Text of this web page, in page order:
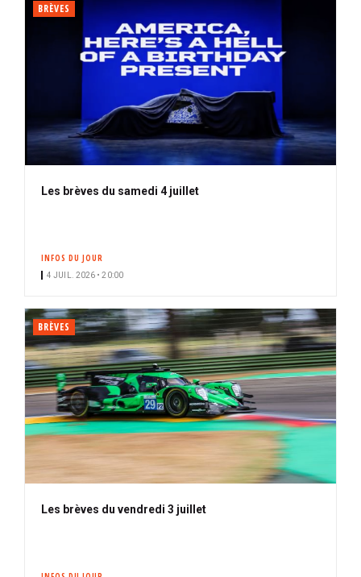
BRÈVES
Les brèves du samedi 4 juillet
INFOS DU JOUR
4 JUIL. 2026 • 20:00
BRÈVES
Les brèves du vendredi 3 juillet